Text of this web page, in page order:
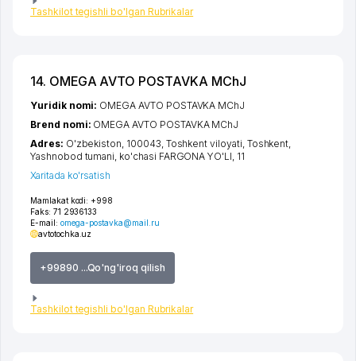
Tashkilot tegishli bo'lgan Rubrikalar
14. OMEGA AVTO POSTAVKA MChJ
Mamlakat kodi: +998
Faks: 71 2936133
E-mail: omega-postavka@mail.ru
avtotochka.uz
+99890 ...Qo'ng'iroq qilish
Tashkilot tegishli bo'lgan Rubrikalar
Yuridik nomi: OMEGA AVTO POSTAVKA MChJ
Brend nomi: OMEGA AVTO POSTAVKA MChJ
Adres: O'zbekiston, 100043, Toshkent viloyati Toshkent
Yashnobod tumani ko'chasi FARGONA YO'LI , 11
Xaritada ko'rsatish